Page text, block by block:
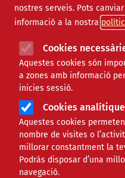
nostres serveis. Pots
informació a la nostra
Cookies
Aquestes cookies són
a zones amb informació
inicies sessió.
Cookies
Aquestes cookies
nombre de visites o
millorar constantment la
Podràs disposar d’una
navegació.
Tots | Econòmic | Jurídic
Formació | Finançament |
Ofertes de feina
Webinars